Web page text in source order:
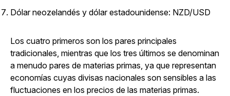
Dólar neozelandés y dólar estadounidense: NZD/USD
Los cuatro primeros son los pares principales
tradicionales, mientras que los tres últimos se denominan
a menudo pares de materias primas, ya que representan
economías cuyas divisas nacionales son sensibles a las
fluctuaciones en los precios de las materias primas.